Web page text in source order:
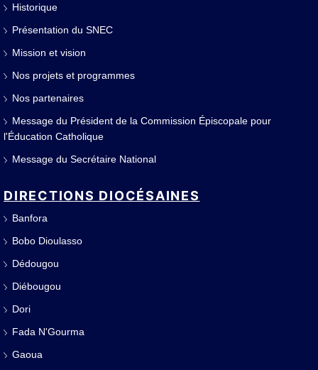
Historique
Présentation du SNEC
Mission et vision
Nos projets et programmes
Nos partenaires
Message du Président de la Commission Épiscopale pour
l'Éducation Catholique
Message du Secrétaire National
DIRECTIONS DIOCÉSAINES
Banfora
Bobo Dioulasso
Dédougou
Diébougou
Dori
Fada N'Gourma
Gaoua